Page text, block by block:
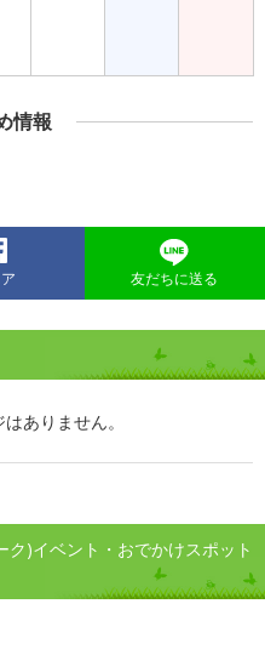
情報
友だちに送る
ありません。
ク)イベント・おでかけスポット